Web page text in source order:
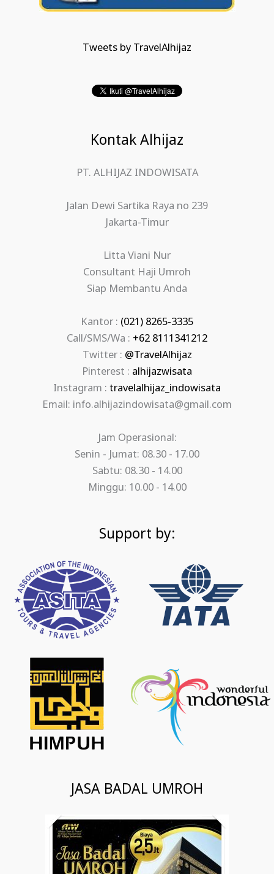
Tweets by TravelAlhijaz
Kontak Alhijaz
PT. ALHIJAZ INDOWISATA
Jalan Dewi Sartika Raya no 239
Jakarta-Timur
Litta Viani Nur
Consultant Haji Umroh
Siap Membantu Anda
Kantor : (021) 8265-3335
Call/SMS/Wa : +62 8111341212
Twitter : @TravelAlhijaz
Pinterest : alhijazwisata
Instagram : travelalhijaz_indowisata
Email: info.alhijazindowisata@gmail.com
Jam Operasional:
Senin - Jumat: 08.30 - 17.00
Sabtu: 08.30 - 14.00
Minggu: 10.00 - 14.00
Support by:
JASA BADAL UMROH